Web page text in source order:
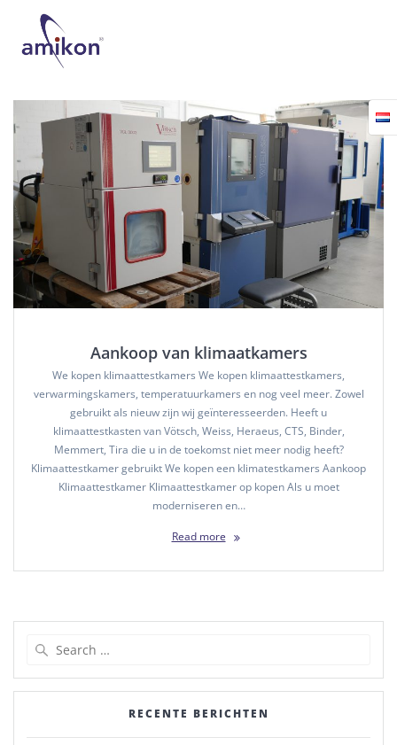
Aankoop van klimaatkamers
We kopen klimaattestkamers We kopen klimaattestkamers,
verwarmingskamers, temperatuurkamers en nog veel meer. Zowel
gebruikt als nieuw zijn wij geïnteresseerden. Heeft u
klimaattestkasten van Vötsch, Weiss, Heraeus, CTS, Binder,
Memmert, Tira die u in de toekomst niet meer nodig heeft?
Klimaattestkamer gebruikt We kopen een klimatestkamers Aankoop
Klimaattestkamer Klimaattestkamer op kopen Als u moet
moderniseren en…
Read more
RECENTE BERICHTEN